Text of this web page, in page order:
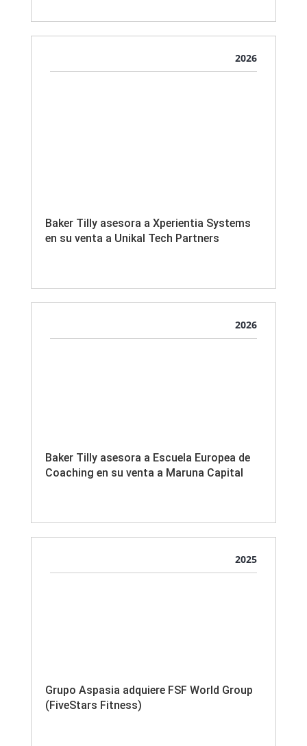
2026
Baker Tilly asesora a Xperientia Systems
en su venta a Unikal Tech Partners
2026
Baker Tilly asesora a Escuela Europea de
Coaching en su venta a Maruna Capital
2025
Grupo Aspasia adquiere FSF World Group
(FiveStars Fitness)